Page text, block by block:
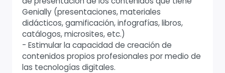
Genially (presentaciones, materiales
didácticos, gamificación, infografías, libros,
catálogos, microsites, etc.)
- Estimular la capacidad de creación de
contenidos propios profesionales por medio de
las tecnologías digitales.